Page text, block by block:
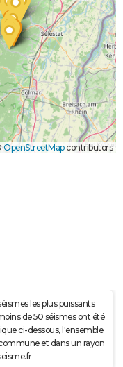
OpenStreetMapcontributors
les plus puissants
de 50 séismes ont été
ci-dessous, l'ensemble
et dans un rayon